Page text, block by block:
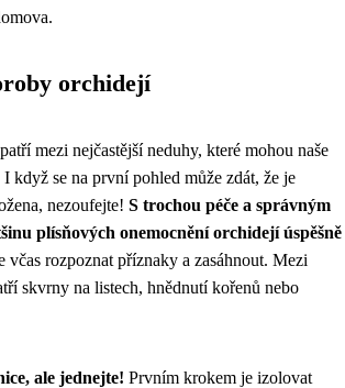
orchidejí
mezi nejčastější neduhy, které mohou naše
když se na první pohled může zdát, že je
nezoufejte! S trochou péče a správným
plísňových onemocnění orchidejí úspěšně
včas rozpoznat příznaky a zasáhnout. Mezi
skvrny na listech, hnědnutí kořenů nebo
ale jednejte! Prvním krokem je izolovat